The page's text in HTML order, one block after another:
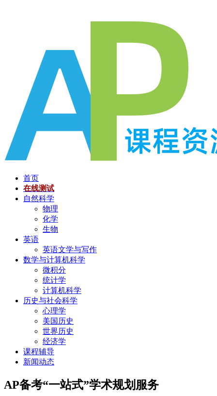
首页
在线测试
自然科学
物理
化学
生物
英语
英语文学与写作
数学与计算机科学
微积分
统计学
计算机科学
历史与社会科学
心理学
美国历史
世界历史
经济学
课程辅导
新闻动态
AP备考“一站式”学术规划服务